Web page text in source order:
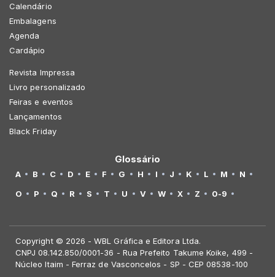
Calendário
Embalagens
Agenda
Cardápio
Revista Impressa
Livro personalizado
Feiras e eventos
Lançamentos
Black Friday
Glossário
A B C D E F G H I J K L M
N
O
P Q R S T U V W X Z 0-9
Copyright © 2026 - WBL Gráfica e Editora Ltda.
CNPJ 08.142.850/0001-36 - Rua Prefeito Takume Koike, 499 -
Núcleo Itaim - Ferraz de Vasconcelos - SP - CEP 08538-100